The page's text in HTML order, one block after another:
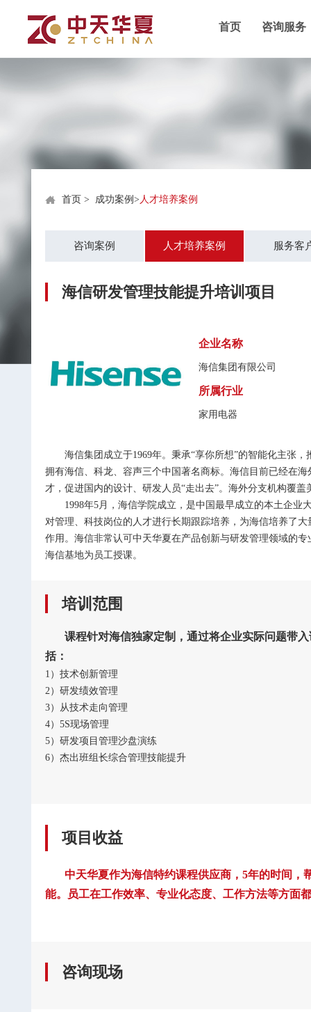
首页 咨询服务
首页 > 成功案例 > 人才培养案例
咨询案例 人才培养案例 服务客
海信研发管理技能提升培训项目
企业名称
海信集团有限公司
所属行业
家用电器
海信集团成立于1969年。秉承“享你所想”的智能化主张，
拥有海信、科龙、容声三个中国著名商标。海信目前已经在
才，促进国内的设计、研发人员“走出去”。海外分支机构覆
1998年5月，海信学院成立，是中国最早成立的本土企业
对管理、科技岗位的人才进行长期跟踪培养，为海信培养了
作用。海信非常认可中天华夏在产品创新与研发管理领域的
海信基地为员工授课。
培训范围
课程针对海信独家定制，通过将企业实际问题带入
括：
1）技术创新管理
2）研发绩效管理
3）从技术走向管理
4）5S现场管理
5）研发项目管理沙盘演练
6）杰出班组长综合管理技能提升
项目收益
中天华夏作为海信特约课程供应商，5年的时间，
能。员工在工作效率、专业化态度、工作方法等方面
咨询现场